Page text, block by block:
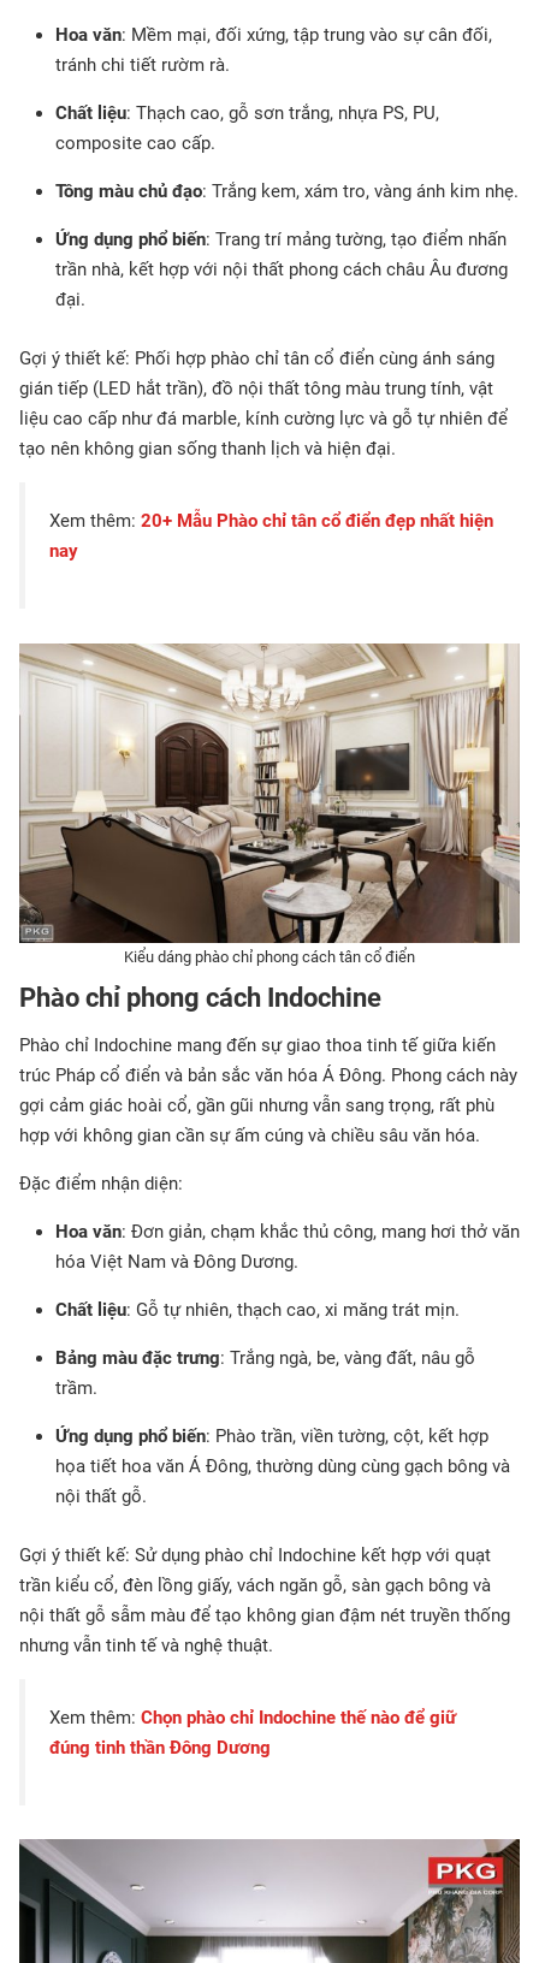
Hoa văn: Mềm mại, đối xứng, tập trung vào sự cân đối,
tránh chi tiết rườm rà.
Chất liệu: Thạch cao, gỗ sơn trắng, nhựa PS, PU,
composite cao cấp.
Tông màu chủ đạo: Trắng kem, xám tro, vàng ánh kim nhẹ.
Ứng dụng phổ biến: Trang trí mảng tường, tạo điểm nhấn
trần nhà, kết hợp với nội thất phong cách châu Âu đương
đại.
Gợi ý thiết kế: Phối hợp phào chỉ tân cổ điển cùng ánh sáng
gián tiếp (LED hắt trần), đồ nội thất tông màu trung tính, vật
liệu cao cấp như đá marble, kính cường lực và gỗ tự nhiên để
tạo nên không gian sống thanh lịch và hiện đại.
Xem thêm: 20+ Mẫu Phào chỉ tân cổ điển đẹp nhất hiện
nay
Kiểu dáng phào chỉ phong cách tân cổ điển
Phào chỉ phong cách Indochine
Phào chỉ Indochine mang đến sự giao thoa tinh tế giữa kiến
trúc Pháp cổ điển và bản sắc văn hóa Á Đông. Phong cách này
gợi cảm giác hoài cổ, gần gũi nhưng vẫn sang trọng, rất phù
hợp với không gian cần sự ấm cúng và chiều sâu văn hóa.
Đặc điểm nhận diện:
Hoa văn: Đơn giản, chạm khắc thủ công, mang hơi thở văn
hóa Việt Nam và Đông Dương.
Chất liệu: Gỗ tự nhiên, thạch cao, xi măng trát mịn.
Bảng màu đặc trưng: Trắng ngà, be, vàng đất, nâu gỗ
trầm.
Ứng dụng phổ biến: Phào trần, viền tường, cột, kết hợp
họa tiết hoa văn Á Đông, thường dùng cùng gạch bông và
nội thất gỗ.
Gợi ý thiết kế: Sử dụng phào chỉ Indochine kết hợp với quạt
trần kiểu cổ, đèn lồng giấy, vách ngăn gỗ, sàn gạch bông và
nội thất gỗ sẫm màu để tạo không gian đậm nét truyền thống
nhưng vẫn tinh tế và nghệ thuật.
Xem thêm: Chọn phào chỉ Indochine thế nào để giữ
đúng tinh thần Đông Dương